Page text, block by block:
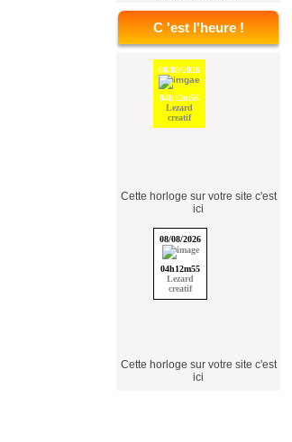
C 'est l'heure !
Cette horloge sur votre site c'est
ici
Cette horloge sur votre site c'est
ici